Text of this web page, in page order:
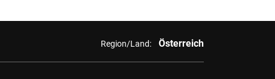
Region/Land: Österreich